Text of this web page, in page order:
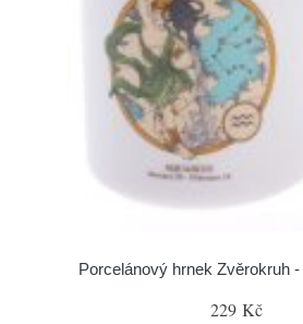
Porcelánový hrnek Zvěrokruh
229 Kč